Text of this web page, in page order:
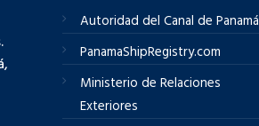
Autoridad del Canal de Panamá
PanamaShipRegistry.com
Ministerio de Relaciones
Exteriores